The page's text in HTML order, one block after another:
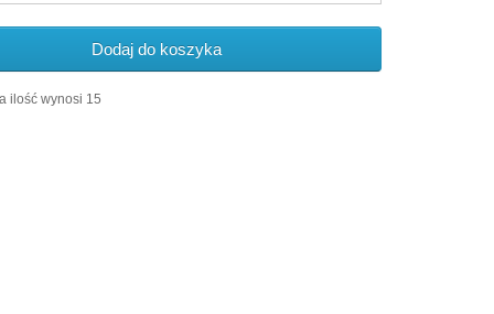
Dodaj do koszyka
ilość wynosi 15